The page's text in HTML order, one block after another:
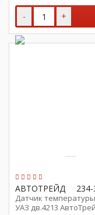
- +
АВТОТРЕЙД
Датчик
УАЗ дв.4213